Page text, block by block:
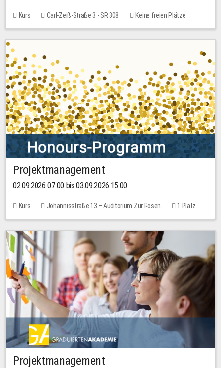
Kurs Carl-Zeiß-Straße 3 - SR 308 Keine freien Plätze
Projektmanagement
02.09.2026 07:00 bis 03.09.2026 15:00
Kurs Johannisstraße 13 – Auditorium Zur Rosen 1 Platz
Projektmanagement